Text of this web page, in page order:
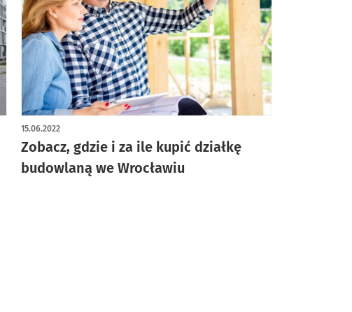
Zobacz, gdzie i za ile kupić działkę
budowlaną we Wrocławiu
15.06.2022
artykuł z galerią zdjęć